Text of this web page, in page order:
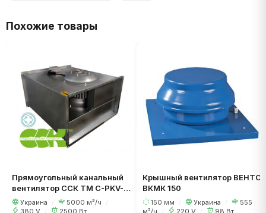
Похожие товары
Прямоугольный канальный
вентилятор ССК ТМ C-PKV-
60-35-4-380
Украина 5000 м³/ч
380 V
2500 Вт
Крышный вентилятор ВЕНТС
ВКМК 150
150 мм Украина
555
м³/ч
220 V 98 Вт